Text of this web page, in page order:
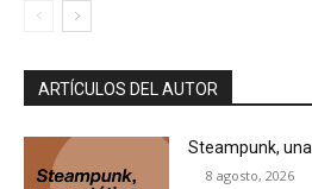
ARTÍCULOS DEL AUTOR
Steampunk,
8 agosto, 2026